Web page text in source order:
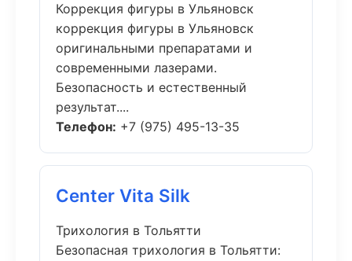
Коррекция фигуры в Ульяновск
коррекция фигуры в Ульяновск
оригинальными препаратами и
современными лазерами.
Безопасность и естественный
результат....
Телефон: +7 (975) 495-13-35
Center Vita Silk
Трихология в Тольятти
Безопасная трихология в Тольятти: